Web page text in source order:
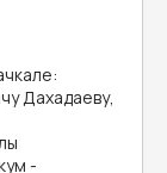
Дахадаеву,
-